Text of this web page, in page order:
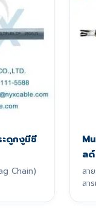
ดูกงูมีชี
Chain)
ล
สา
สา